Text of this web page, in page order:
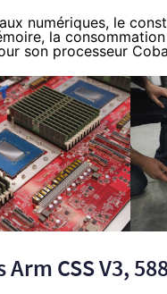
numériques, le
la
son processeur
CSS V3,